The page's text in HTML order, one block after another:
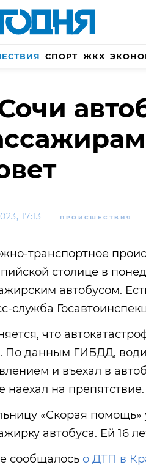
СПОРТ ЖКХ
17:13 ПРОИСШЕСТВИЯ
транспортное
столице в
автобусом.
служба
что
По данным ГИБДД,
и въехал в
наехал на препятствие.
«Скорая
автобуса. Ей 16
сообщалось о ДТП в